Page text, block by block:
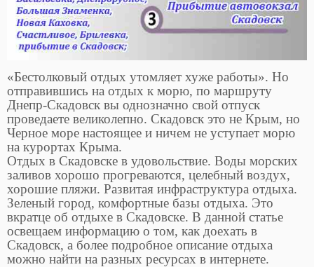
«Бестолковый отдых утомляет хуже работы». Но
отправившись на отдых к морю, по маршруту
Днепр-Скадовск вы однозначно свой отпуск
проведаете великолепно. Скадовск это не Крым, но
Черное море настоящее и ничем не уступает морю
на курортах Крыма.
Отдых в Скадовске в удовольствие. Воды морских
заливов хорошо прогреваются, целебный воздух,
хорошие пляжи. Развитая инфраструктура отдыха.
Зеленый город, комфортные базы отдыха. Это
вкратце об отдыхе в Скадовске. В данной статье
освещаем информацию о том, как доехать в
Скадовск, а более подробное описание отдыха
можно найти на разных ресурсах в интернете.